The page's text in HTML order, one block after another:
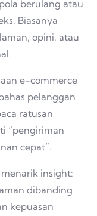
berulang atau
Biasanya
opini, atau
e-commerce
pelanggan
ratusan
“pengiriman
cepat”.
insight:
dibanding
kepuasan